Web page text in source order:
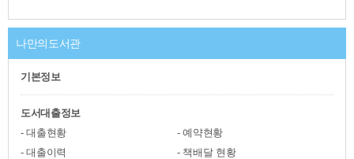
나만의도서관
기본정보
도서대출정보
대출현황
예약현황
대출이력
책배달 현황